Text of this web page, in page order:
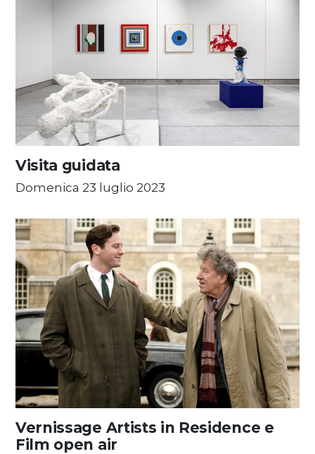
Visita guidata
Domenica 23 luglio 2023
Vernissage Artists in Residence e
Film open air